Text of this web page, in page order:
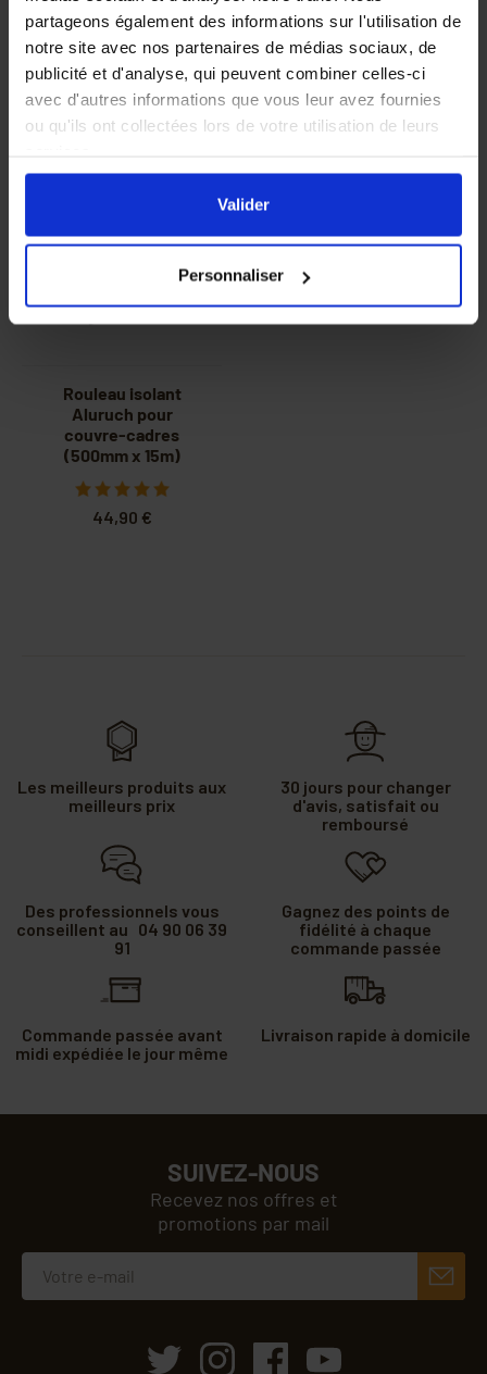
partageons également des informations sur l'utilisation de
notre site avec nos partenaires de médias sociaux, de
publicité et d'analyse, qui peuvent combiner celles-ci
avec d'autres informations que vous leur avez fournies
ou qu'ils ont collectées lors de votre utilisation de leurs
En cliquant sur le boutonValidervous acceptez
l'ensemble des cookies de notre site ainsi que ceux de
nos partenaires. Vous pouvez également choisir les
Valider
Personnaliser
ruchettes 6 cadres
1,95 €
Warré
2,10 € 1,68 €
Rouleau isolant
Aluruch pour
couvre-cadres
(500mm x 15m)
44,90 €
Les meilleurs produits aux
meilleurs prix
30 jours pour changer
d'avis, satisfait ou
remboursé
Des professionnels vous
conseillent au 04 90 06 39
91
Gagnez des points de
fidélité à chaque
commande passée
Commande passée avant
midi expédiée le jour même
Livraison rapide à domicile
SUIVEZ-NOUS
Recevez nos offres et
promotions par mail